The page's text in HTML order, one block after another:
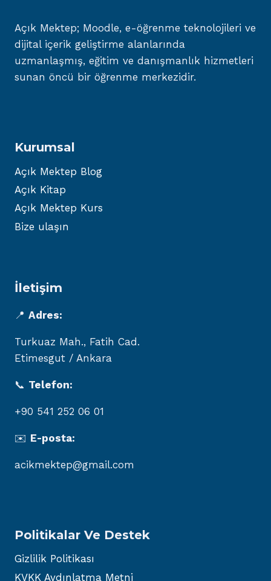
Açık Mektep; Moodle, e-öğrenme teknolojileri ve
dijital içerik geliştirme alanlarında
uzmanlaşmış, eğitim ve danışmanlık hizmetleri
sunan öncü bir öğrenme merkezidir.
Kurumsal
Açık Mektep Blog
Açık Kitap
Açık Mektep Kurs
Bize ulaşın
İletişim
📍 Adres:
Turkuaz Mah., Fatih Cad.
Etimesgut / Ankara
📞 Telefon:
+90 541 252 06 01
✉️ E-posta:
acikmektep@gmail.com
Politikalar Ve Destek
Gizlilik Politikası
KVKK Aydınlatma Metni